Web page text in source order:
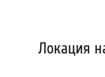
Локация